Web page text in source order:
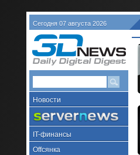
Сегодня 07 августа 2026
Новости
IT-финансы
Offсянка